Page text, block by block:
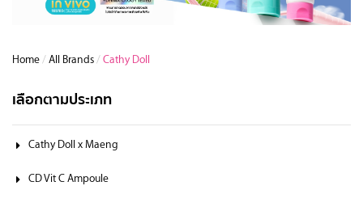
Home /All Brands /Cathy Doll
เลือกตามประเภท
Cathy Doll x Maeng
CD Vit C Ampoule